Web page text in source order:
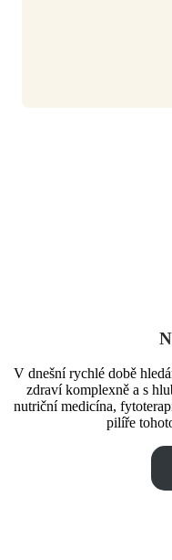
V dnešní rychlé době
zdraví komplexně a s
nutriční medicína,
pilíře